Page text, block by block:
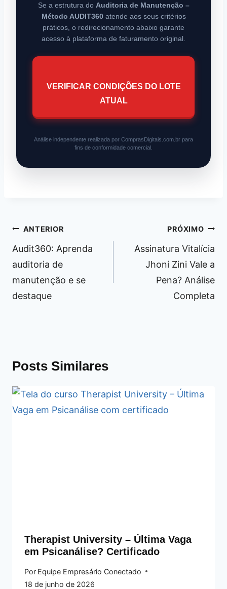
Se a estrutura do Auditoria de Manutenção –
Método AUDIT360atende aos seus critérios
práticos, o redirecionamento abaixo garante
acesso à plataforma de faturamento original.
VERIFICAR CONDIÇÕES DO LOTE
ATUAL
Análise independente realizada por ComprasDigitais.com.br para
fins de conformidade comercial.
Navegação
de
Post
ANTERIOR
Audit360: Aprenda
auditoria de
manutenção e se
destaque
PRÓXIMO
Assinatura Vitalícia
Jhoni Zini Vale a
Pena? Análise
Completa
Posts Similares
Therapist University – Última Vaga
em Psicanálise? Certificado
Por Equipe Empresário Conectado
18 de junho de 2026